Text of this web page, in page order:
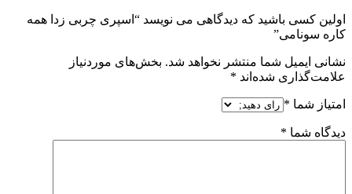
اولین کسی باشید که دیدگاهی می نویسد “اسپری چربی زدا همه
کاره سونامی”
نشانی ایمیل شما منتشر نخواهد شد. بخش‌های موردنیاز
علامت‌گذاری شده‌اند *
امتیاز شما *
دیدگاه شما *